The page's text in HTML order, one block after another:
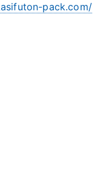
pack.com/